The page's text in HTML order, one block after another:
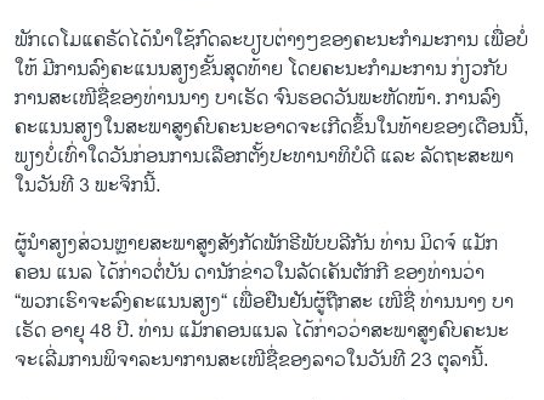
ພັກເດໂມແຄຣັດໄດ້ນຳໃຊ້ກົດລະບຽບຕ່າງໆຂອງຄະນະກຳມະການ ເພື່ອບໍ່
ໃຫ້ ມີການລົງຄະແນນສຽງຂັ້ນສຸດທ້າຍ ໂດຍຄະນະກຳມະການ ກ່ຽວກັບ
ການສະເໜີຊື່ຂອງທ່ານນາງ ບາເຣັດ ຈົນຮອດວັນພະຫັດໜ້າ. ການລົງ
ຄະແນນສຽງໃນສະພາສູງຄົບຄະນະອາດຈະເກີດຂຶ້ນໃນທ້າຍຂອງເດືອນນີ້,
ພຽງບໍ່ເທົ່າໃດວັນກ່ອນການເລືອກຕັ້ງປະທານາທິບໍດີ ແລະ ລັດຖະສະພາ
ໃນວັນທີ 3 ພະຈິກນີ້.
ຜູ້ນຳສຽງສ່ວນຫຼາຍສະພາສູງສັງກັດພັກຣີພັບບລີກັນ ທ່ານ ມິດຈ໌ ແມັກ
ຄອນ ແນລ ໄດ້ກ່າວຕໍ່ບັນ ດານັກຂ່າວໃນລັດເຄັນຕັກກີ ຂອງທ່ານວ່າ
“ພວກເຮົາຈະລົງຄະແນນສຽງ“ ເພື່ອຢືນຢັນຜູ້ຖືກສະ ເໜີຊື່ ທ່ານນາງ ບາ
ເຣັດ ອາຍຸ 48 ປີ. ທ່ານ ແມັກຄອນແນລ ໄດ້ກ່າວວ່າສະພາສູງຄົບຄະນະ
ຈະເລີ່ມການພິຈາລະນາການສະເໜີຊື່ຂອງລາວໃນວັນທີ 23 ຕຸລານີ້.